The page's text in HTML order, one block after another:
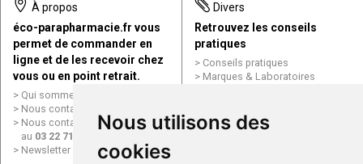
Nous utilisons des
cookies
À propos
éco-parapharmacie.fr vous
permet de commander en
ligne et de les recevoir chez
vous ou en point retrait.
Qui sommes nous ?
Nous contacter par e-mail
Nous contacter par téléphone
au 03 22 71 64 10
Newsletter
Divers
Retrouvez les conseils
pratiques
Conseils pratiques
Marques & Laboratoires
Mentions légales
Données personnelles